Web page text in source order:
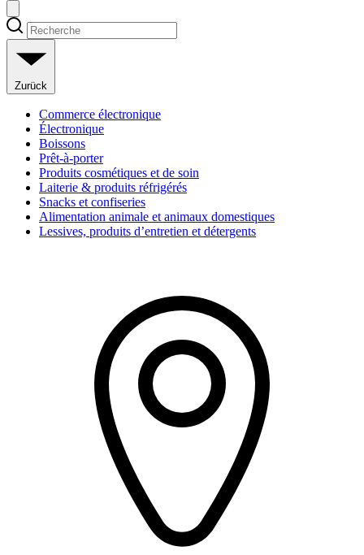
Zurück
Commerce électronique
Électronique
Boissons
Prêt-à-porter
Produits cosmétiques et de soin
Laiterie & produits réfrigérés
Snacks et confiseries
Alimentation animale et animaux domestiques
Lessives, produits d’entretien et détergents